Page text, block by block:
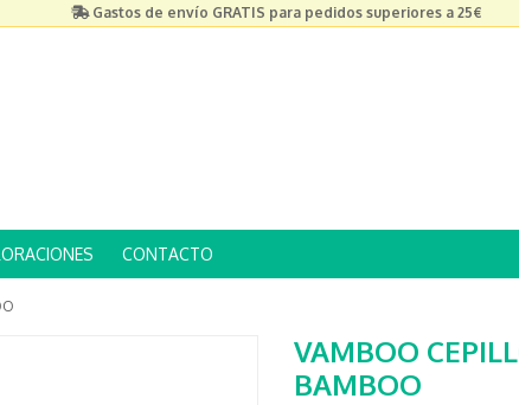
Gastos de envío GRATIS para pedidos superiores a 25€
CONTACTO
VAMBOO
BAMBOO